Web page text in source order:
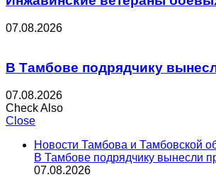
07.08.2026
В Тамбове подрядчику
07.08.2026
Check Also
Close
Новости Тамбова и Тамбовской
В Тамбове подрядчику вынесли
07.08.2026